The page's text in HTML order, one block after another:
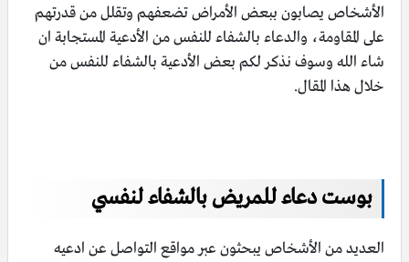
الأشخاص يصابون ببعض الأمراض تضعفهم وتقلل من قدرتهم
على المقاومة، والدعاء بالشفاء للنفس من الأدعية المستجابة ان
شاء الله وسوف نذكر لكم بعض الأدعية بالشفاء للنفس من
خلال هذا المقال.
بوست دعاء للمريض بالشفاء لنفسي
العديد من الأشخاص يبحثون عبر مواقع التواصل عن ادعيه